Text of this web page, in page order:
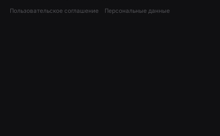
Пользовательское соглашение Персональные данные